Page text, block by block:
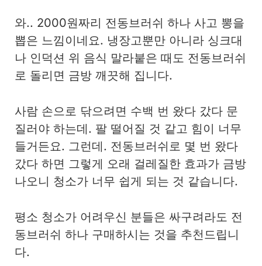
와.. 2000원짜리 전동브러쉬 하나 사고 뽕을
뽑은 느낌이네요. 냉장고뿐만 아니라 싱크대
나 인덕션 위 음식 말라붙은 때도 전동브러쉬
로 돌리면 금방 깨끗해 집니다.
사람 손으로 닦으려면 수백 번 왔다 갔다 문
질러야 하는데. 팔 떨어질 것 같고 힘이 너무
들거든요. 그런데. 전동브러쉬로 몇 번 왔다
갔다 하면 그렇게 오래 걸레질한 효과가 금방
나오니 청소가 너무 쉽게 되는 것 같습니다.
평소 청소가 어려우신 분들은 싸구려라도 전
동브러쉬 하나 구매하시는 것을 추천드립니
다.